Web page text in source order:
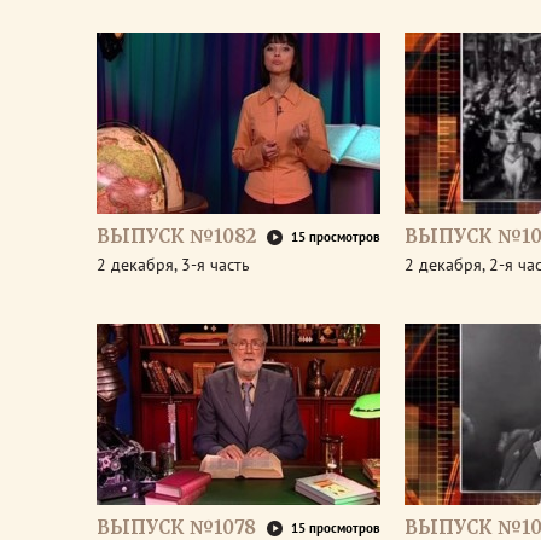
ВЫПУСК №1082 15 просмотров
2 декабря, 3-я часть
ВЫПУСК
2 декабря, 2-я
ВЫПУСК №1078 15 просмотров ВЫПУСК